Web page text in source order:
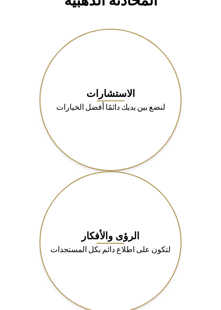
الاستشارات
لنضع بين يديك دائمًا أفضل الخيارات
الرؤى والأفكار
لتكون على اطلاع دائم بكل المستجدات